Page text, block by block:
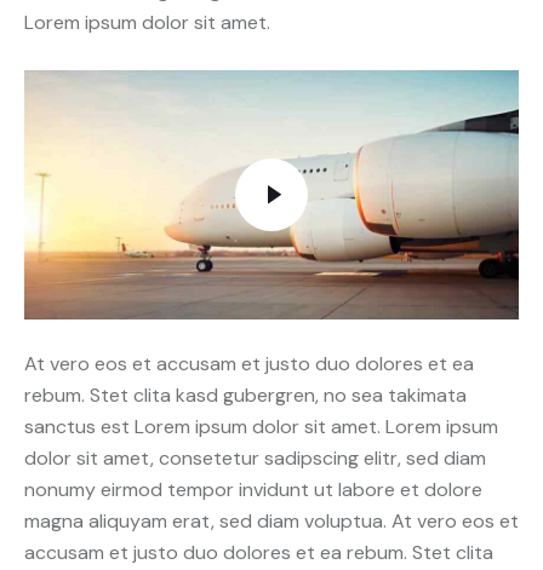
Lorem ipsum dolor sit amet.
At vero eos et accusam et justo duo dolores et ea
rebum. Stet clita kasd gubergren, no sea takimata
sanctus est Lorem ipsum dolor sit amet. Lorem ipsum
dolor sit amet, consetetur sadipscing elitr, sed diam
nonumy eirmod tempor invidunt ut labore et dolore
magna aliquyam erat, sed diam voluptua. At vero eos et
accusam et justo duo dolores et ea rebum. Stet clita